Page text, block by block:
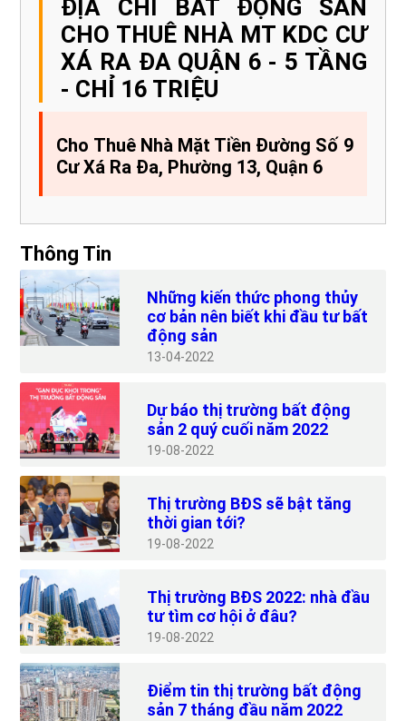
ĐỊA CHỈ BẤT ĐỘNG SẢN
CHO THUÊ NHÀ MT KDC CƯ
XÁ RA ĐA QUẬN 6 - 5 TẦNG
- CHỈ 16 TRIỆU
Cho Thuê Nhà Mặt Tiền Đường Số 9
Cư Xá Ra Đa, Phường 13, Quận 6
Thông Tin
Những kiến thức phong thủy
cơ bản nên biết khi đầu tư bất
động sản
13 04-2022
Dự báo thị trường bất động
sản 2 quý cuối năm 2022
19 08-2022
Thị trường BĐS sẽ bật tăng
thời gian tới?
19 08-2022
Thị trường BĐS 2022: nhà đầu
tư tìm cơ hội ở đâu?
19 08-2022
Điểm tin thị trường bất động
sản 7 tháng đầu năm 2022